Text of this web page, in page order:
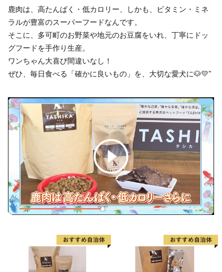
鹿肉は、高たんぱく・低カロリー、しかも、ビタミン・ミネ
ラルが豊富のスーパーフードなんです。
そこに、多可町のお野菜や地元のお豆腐をいれ、丁寧にドッ
グフードを手作り生産。
ワンちゃん大喜び間違いなし！
ぜひ、毎日食べる「確かに良いもの」を、大切な愛犬に🐶💛"